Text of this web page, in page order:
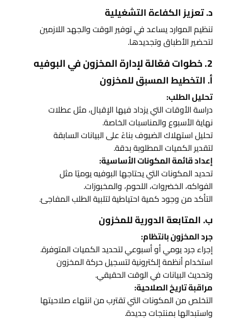
د. تعزيز الكفاءة التشغيلية
تنظيم الموارد يساعد في توفير الوقت والجهد اللازمين
لتحضير الأطباق وتجديدها.
2. خطوات فعّالة لإدارة المخزون في البوفيه
أ. التخطيط المسبق للمخزون
تحليل الطلب:
دراسة الأوقات التي يزداد فيها الإقبال، مثل عطلات
نهاية الأسبوع والمناسبات الخاصة.
تحليل استهلاك الضيوف بناءً على البيانات السابقة
لتقدير الكميات المطلوبة بدقة.
إعداد قائمة المكونات الأساسية:
تحديد المكونات التي يحتاجها البوفيه يوميًا مثل
الفواكه، الخضروات، اللحوم، والمخبوزات.
التأكد من وجود كمية احتياطية لتلبية الطلب المفاجئ.
ب. المتابعة الدورية للمخزون
جرد المخزون بانتظام:
إجراء جرد يومي أو أسبوعي لتحديد الكميات المتوفرة.
استخدام أنظمة إلكترونية لتسجيل حركة المخزون
وتحديث البيانات في الوقت الحقيقي.
مراقبة تاريخ الصلاحية:
التخلص من المكونات التي تقترب من انتهاء صلاحيتها
واستبدالها بمنتجات جديدة.